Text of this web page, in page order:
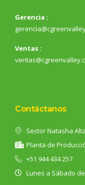
Gerencia :
Ventas :
Contáctanos
Sector Natasha
Planta de
+51 944 434 257
Lunes a Sábado